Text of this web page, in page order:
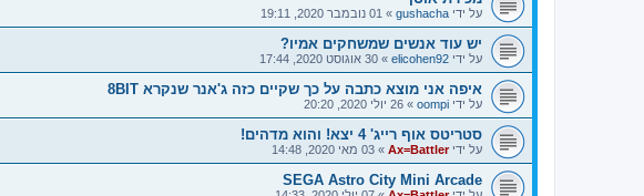
על ידי gushacha
» 01 נובמבר 2020, 19:11
יש עוד אנשים שמשחקים אמיו?
על ידי elicohen92
» 30 אוגוסט 2020, 17:44
איפה אני מוצא כתבה על כך שקיים כזה ג'אנר שנקרא 8BIT
על ידי oompi
» 26 יולי 2020, 20:20
סטריטס אוף רייג' 4 יצא! והוא מדהים!
על ידיAx=Battler
» 03 מאי 2020, 14:48
SEGA Astro City Mini Arcade